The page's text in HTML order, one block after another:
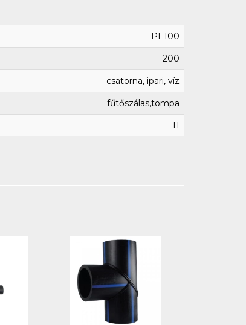
PE100
200
csatorna, ipari, víz
fűtőszálas,tompa
11